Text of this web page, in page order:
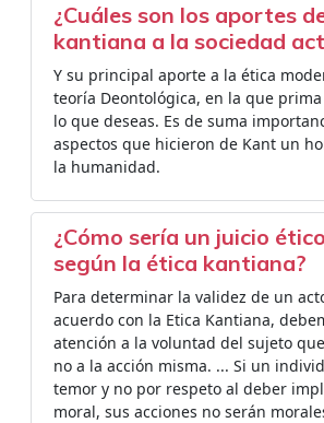
¿Cuáles son los aportes
kantiana a la sociedad
Y su principal aporte a la ética
teoría Deontológica, en la que
lo que deseas. Es de suma
aspectos que hicieron de Kant un
la humanidad.
¿Cómo sería un juicio
según la ética kantiana?
Para determinar la validez de un
acuerdo con la Etica Kantiana,
atención a la voluntad del sujeto
no a la acción misma. ... Si un
temor y no por respeto al deber
moral, sus acciones no serán